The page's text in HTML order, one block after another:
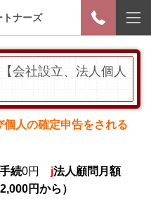
トナーズ
会社設立、法人個人
人の確定申告をされる
続0円 j法人顧問月額
円から）